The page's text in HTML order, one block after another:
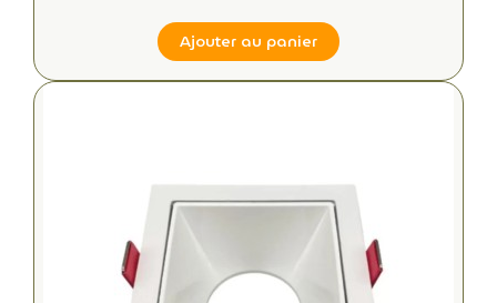
Ajouter au panier